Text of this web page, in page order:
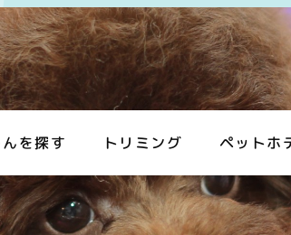
を探す トリミング ペットホ